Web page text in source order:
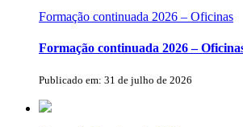
Formação continuada 2026 – Oficinas
Formação continuada 2026 –
Publicado em: 31 de julho de 2026